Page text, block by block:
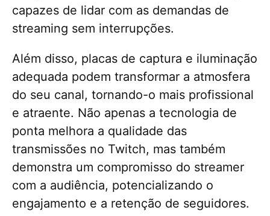
capazes de lidar com as demandas de
streaming sem interrupções.
Além disso, placas de captura e iluminação
adequada podem transformar a atmosfera
do seu canal, tornando-o mais profissional
e atraente. Não apenas a tecnologia de
ponta melhora a qualidade das
transmissões no Twitch, mas também
demonstra um compromisso do streamer
com a audiência, potencializando o
engajamento e a retenção de seguidores.